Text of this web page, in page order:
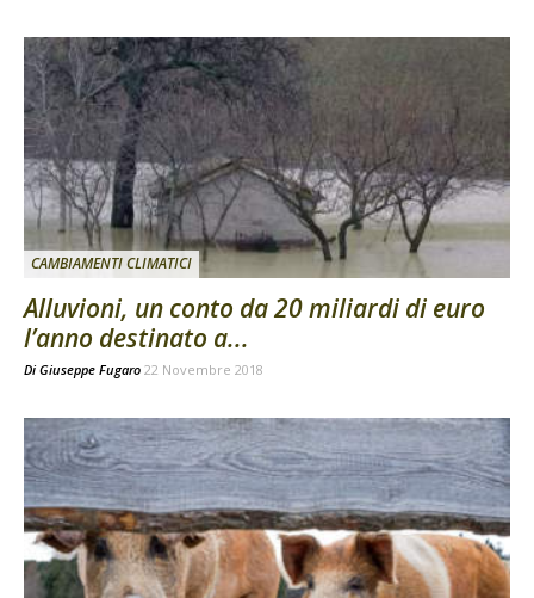
CAMBIAMENTI CLIMATICI
Alluvioni, un conto da 20 miliardi di euro
l’anno destinato a...
Di Giuseppe Fugaro 22 Novembre 2018